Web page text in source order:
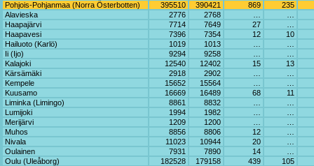
Pohjois-Pohjanmaa (Norra Österbotten)
395510 390421 869
235
Alavieska
2776 2768
Haapajärvi
7714 7649 27
Haapavesi
7396 7354 12
10
Hailuoto (Karlö)
1019 1013
Ii (Ijo)
9294 9258
Kalajoki
12540 12402 15
13
Kärsämäki
2918 2902
Kempele
15652 15564
Kuusamo
16669 16489 68
11
Liminka (Limingo)
8861 8832
Lumijoki
1994 1982
Merijärvi
1209 1200
Muhos
8856 8806 12
Nivala
11023 10944 20
Oulainen
7931 7890 14
Oulu (Uleåborg)
182528 179158 439
105